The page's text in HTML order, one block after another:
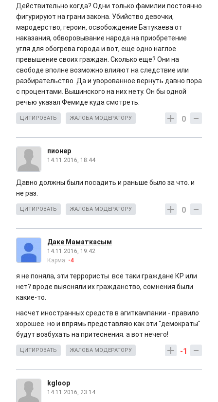
Действительно когда? Одни только фамилии постоянно
фигурируют на грани закона. Убийство девочки,
мародерство, героин, освобождение Батукаева от
наказания, обворовывание народа на приобретение
угля для обогрева города и вот, еще одно наглое
превышение своих граждан. Сколько еще? Они на
свободе вполне возможно влияют на следствие или
разбирательство. Да и уворованное вернуть давно пора
с процентами. Вышинского на них нету. Он бы одной
речью указал Фемиде куда смотреть.
0
ЦИТИРОВАТЬ ЖАЛОБА МОДЕРАТОРУ
пионер
14.11.2016, 18:44
Давно должны были посадить и раньше было за что. и
не раз.
0
ЦИТИРОВАТЬ ЖАЛОБА МОДЕРАТОРУ
Даке Маматкасым
14.11.2016, 19:42
Карма: -4
я не поняла, эти террористы все таки граждане КР или
нет? вроде выясняли их гражданство, сомнения были
какие-то.
насчет иностранных средств в агиткампании - правило
хорошее. но и впрямь представляю как эти "демократы"
будут возбухать на притеснения. а вот нечего!
-1
ЦИТИРОВАТЬ ЖАЛОБА МОДЕРАТОРУ
kgloop
14.11.2016, 23:14